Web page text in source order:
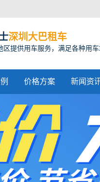
深圳大巴租车
区提供用车服务，满足各种用
价格方案 新闻资